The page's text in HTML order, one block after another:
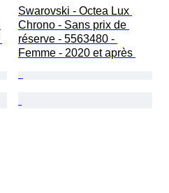
Swarovski - Octea Lux
Chrono - Sans prix de
réserve - 5563480 -
Femme - 2020 et après